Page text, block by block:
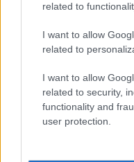
related to
I want to allow
related to
I want to allow
related to security,
functionality and
user protection.